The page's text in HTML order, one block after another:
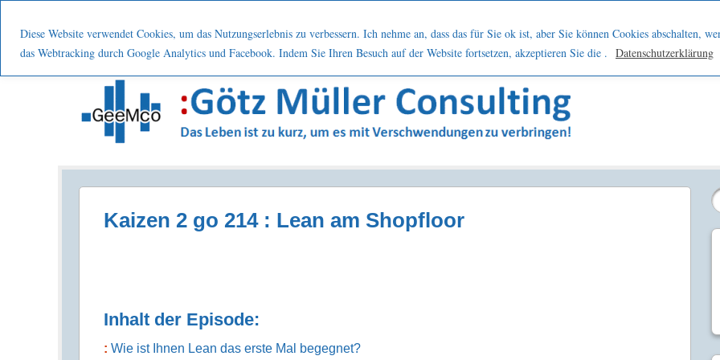
Diese Website verwendet Cookies, um das Nutzungserlebnis zu verbessern. Ich nehme an, dass das für Sie ok ist, aber Sie können Cookies abschalten,
das Webtracking durch Google Analytics und Facebook. Indem Sie Ihren Besuch auf der Website fortsetzen, akzeptieren Sie die . Datenschutzerklärung
Menu
Start
Leistung Nutzen Über mich Netzwerk Kontakt Blog
Podcast
Prozesse . Systematisch . Kontinuierlich . Verbessern
Kaizen 2 go 214 : Lean am Shopfloor
Inhalt der Episode:
Wie ist Ihnen Lean das erste Mal begegnet?